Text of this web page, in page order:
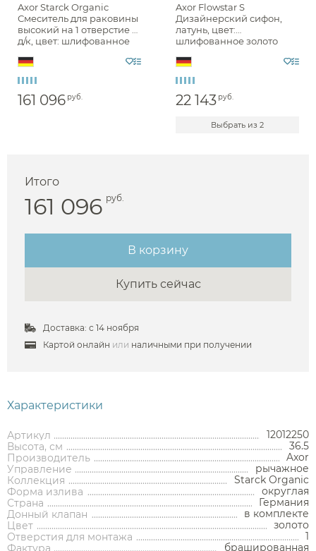
Аксессуары
Мебель для ванной
Смесители
Раковины
Стаканы
Ершики
Полки и корзины
Мебель для ванной комнаты
Тумбы под раковину
Смесители
Смесители для раковины
Раковины
Смесители встраиваемые для душа и ванны
Смесители накладные для душа и ванны
Гигиенические души
Мойки и аксессуары
Трапы и сливы
Axor Starck Organic
Смеситель для раковины
высокий на 1 отверстие с
д/к, цвет: шлифованное
161 096 руб.
Axor Flowstar S
Дизайнерский сифон,
латунь, цвет:
шлифованное золото
22 143 руб.
Выбрать из 2
Итого
161 096 руб.
В корзину
Купить сейчас
Доставка: с 14 ноября
Картой онлайн или наличными при получении
Характеристики
Артикул
12012250
Высота, см
36.5
Производитель
Axor
Управление
рычажное
Коллекция
Starck Organic
Форма излива
округлая
Страна
Германия
Донный клапан
в комплекте
Цвет
золото
Отверстия для монтажа
1
Фактура
брашированная